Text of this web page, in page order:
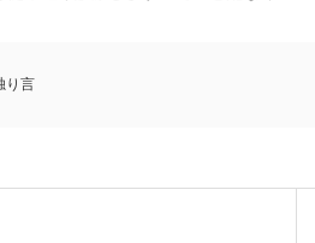
り言